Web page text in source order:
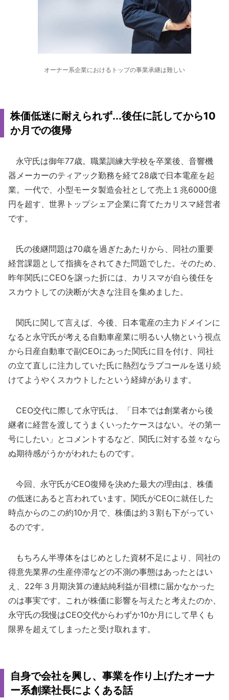
オーナー系企業におけるトップの事業承継は難しい
株価低迷に耐えられず...後任に託してから10
か月での復帰
永守氏は御年77歳。職業訓練大学校を卒業後、音響機
器メーカーのティアック勤務を経て28歳で日本電産を起
業。一代で、小型モータ製造会社として売上１兆6000億
円を超す、世界トップシェア企業に育てたカリスマ経営者
です。
氏の後継問題は70歳を過ぎたあたりから、同社の重要
経営課題として指摘をされてきた問題でした。そのため、
昨年関氏にCEOを譲った折には、カリスマが自ら後任を
スカウトしての決断が大きな注目を集めました。
関氏に関して言えば、今後、日本電産の主力ドメインに
なると永守氏が考える自動車産業に明るい人物という視点
から日産自動車で副CEOにあった関氏に目を付け、同社
の立て直しに注力していた氏に熱烈なラブコールを送り続
けてようやくスカウトしたという経緯があります。
CEO交代に際して永守氏は、「日本では創業者から後
継者に経営を渡してうまくいったケースはない。その第一
号にしたい」とコメントするなど、関氏に対する並々なら
ぬ期待感がうかがわれたものです。
今回、永守氏がCEO復帰を決めた最大の理由は、株価
の低迷にあると言われています。関氏がCEOに就任した
時点からのこの約10か月で、株価は約３割も下がってい
るのです。
もちろん半導体をはじめとした資材不足により、同社の
得意先業界の生産停滞などの不測の事態はあったとはい
え、22年３月期決算の連結純利益が目標に届かなかった
のは事実です。これが株価に影響を与えたと考えたのか、
永守氏の我慢はCEO交代からわずか10か月にして早くも
限界を超えてしまったと受け取れます。
自身で会社を興し、事業を作り上げたオーナ
ー系創業社長によくある話